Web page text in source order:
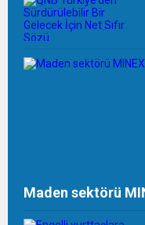
Maden sektörü